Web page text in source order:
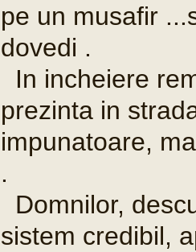
pe un musafir
dovedi .
In incheiere
prezinta in
impunatoare,
.
Domnilor,
sistem credibil,